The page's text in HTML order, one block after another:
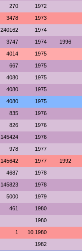
270 1972
3478 1973
240162 1974
3747 1974 1996
4014 1975
667 1975
4080 1975
4080 1975
4080 1975
835 1976
826 1976
145424 1976
978 1977
145642 1977 1992
4687 1978
145823 1978
5000 1979
461 1980
1980
1 10.1980
1982